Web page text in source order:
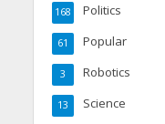
Politics
168
Popular
61
Robotics
3
Science
13